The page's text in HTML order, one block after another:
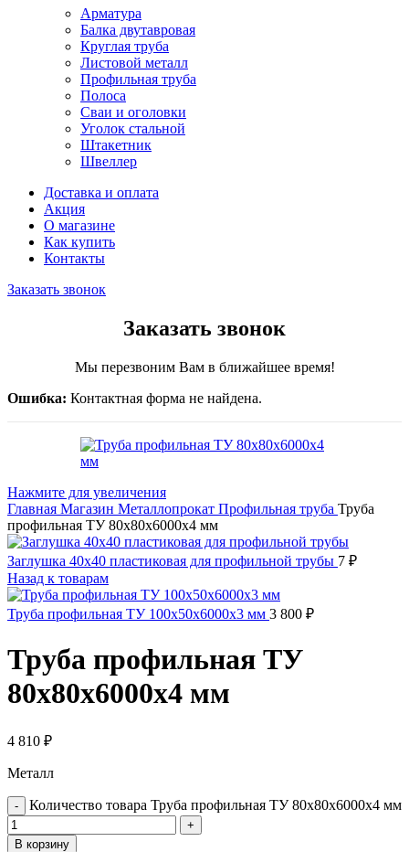
Арматура
Балка двутавровая
Круглая труба
Листовой металл
Профильная труба
Полоса
Сваи и оголовки
Уголок стальной
Штакетник
Швеллер
Доставка и оплата
Акция
О магазине
Как купить
Контакты
Заказать звонок
Заказать звонок
Мы перезвоним Вам в ближайшее время!
Ошибка: Контактная форма не найдена.
Нажмите для увеличения
Главная Магазин Металлопрокат Профильная труба Труба
профильная ТУ 80х80х6000х4 мм
Заглушка 40х40 пластиковая для профильной трубы 7 ₽
Назад к товарам
Труба профильная ТУ 100х50х6000х3 мм 3 800 ₽
Труба профильная ТУ
80х80х6000х4 мм
4 810 ₽
Металл
Количество товара Труба профильная ТУ 80х80х6000х4 мм
В корзину